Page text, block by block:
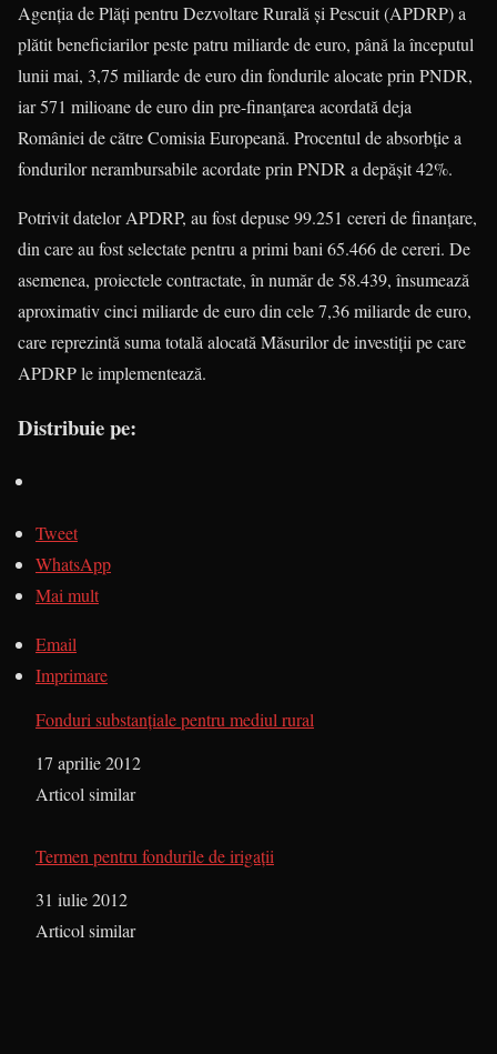
Agenţia de Plăţi pentru Dezvoltare Rurală şi Pescuit (APDRP) a
plătit beneficiarilor peste patru miliarde de euro, până la începutul
lunii mai, 3,75 miliarde de euro din fondurile alocate prin PNDR,
iar 571 milioane de euro din pre-finanţarea acordată deja
României de către Comisia Europeană. Procentul de absorbţie a
fondurilor nerambursabile acordate prin PNDR a depăşit 42%.
Potrivit datelor APDRP, au fost depuse 99.251 cereri de finanţare,
din care au fost selectate pentru a primi bani 65.466 de cereri. De
asemenea, proiectele contractate, în număr de 58.439, însumează
aproximativ cinci miliarde de euro din cele 7,36 miliarde de euro,
care reprezintă suma totală alocată Măsurilor de investiţii pe care
APDRP le implementează.
Distribuie pe:
Tweet
WhatsApp
Mai mult
Email
Imprimare
Fonduri substanţiale pentru mediul rural
Dată
17 aprilie 2012
În legătură cu
Articol similar
Termen pentru fondurile de irigaţii
Dată
31 iulie 2012
În legătură cu
Articol similar